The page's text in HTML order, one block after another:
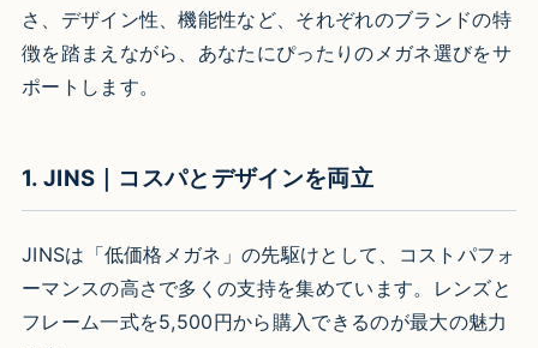
さ、デザイン性、機能性など、それぞれのブランドの特
徴を踏まえながら、あなたにぴったりのメガネ選びをサ
ポートします。
1. JINS｜コスパとデザインを両立
JINSは「低価格メガネ」の先駆けとして、コストパフォ
ーマンスの高さで多くの支持を集めています。レンズと
フレーム一式を5,500円から購入できるのが最大の魅力